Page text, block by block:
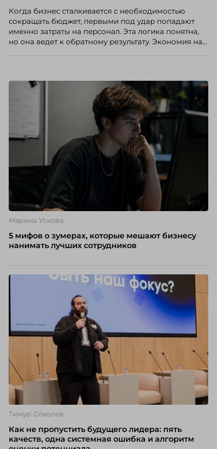
Когда бизнес сталкивается с необходимостью
сокращать бюджет, первыми под удар попадают
именно затраты на персонал. Эта логика понятна,
но она ведет к обратному результату. Экономия на
Марина Ускова
5 мифов о зумерах, которые мешают бизнесу
нанимать лучших сотрудников
Тимур Соколов
Как не пропустить будущего лидера: пять
качеств, одна системная ошибка и алгоритм